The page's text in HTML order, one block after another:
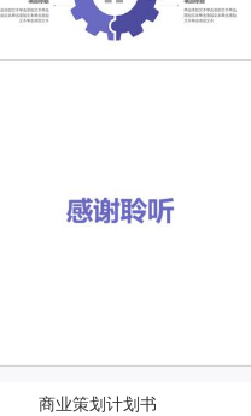
商业策划计划书